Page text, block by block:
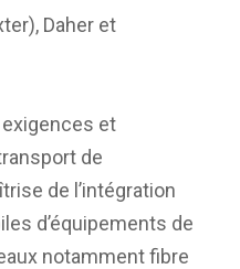
Daher et
et
de
de l’intégration
d’équipements de
notamment fibre